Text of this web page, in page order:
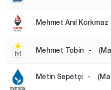
Nevşehir
Niğde
Ordu
Osmaniye
Mehmet Anıl Korkmaz
Mehmet Tobin -
Metin Sepetçi -